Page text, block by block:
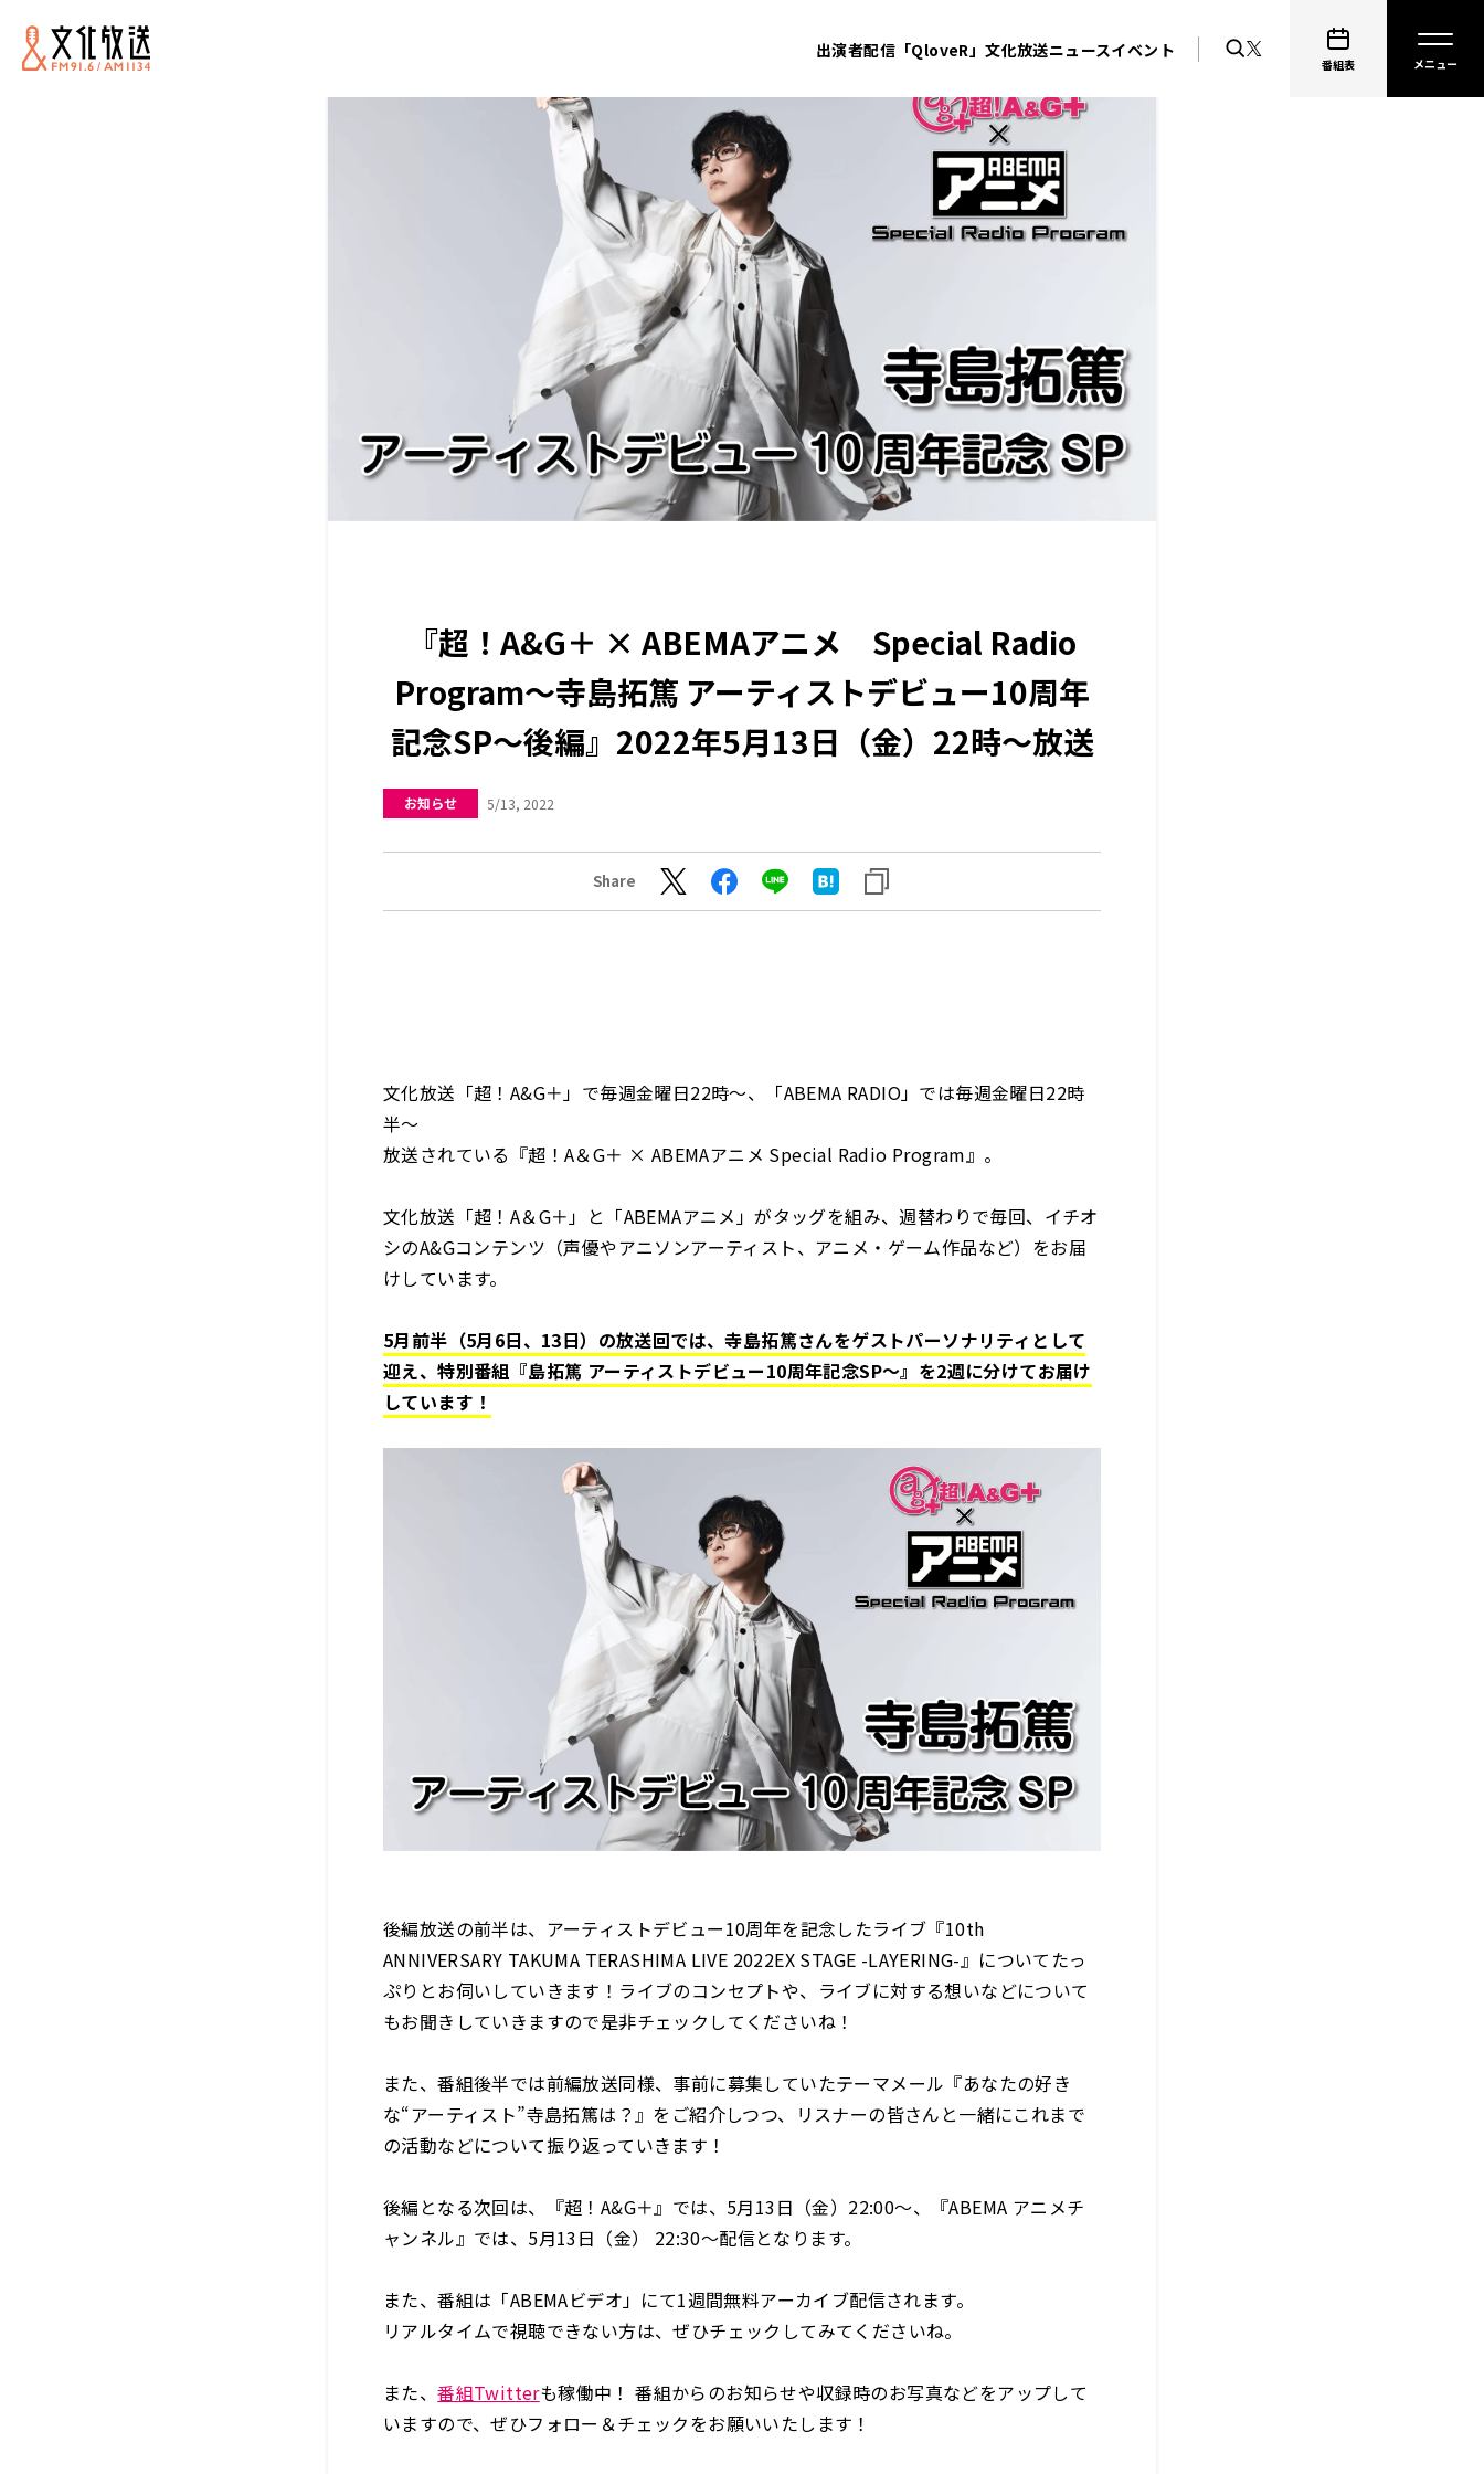
出演者配信「QloveR」文化放送ニュースイベント
番組表
『超！A&G＋ × ABEMAアニメ Special Radio
Program～寺島拓篤 アーティストデビュー10周年
記念SP～後編』2022年5月13日（金）22時～放送
お知らせ 5/13, 2022
Share
文化放送「超！A&G＋」で毎週金曜日22時～、「ABEMA RADIO」では毎週金曜日22時
半～
放送されている『超！A＆G＋ × ABEMAアニメ Special Radio Program』。
文化放送「超！A＆G＋」と「ABEMAアニメ」がタッグを組み、週替わりで毎回、イチオ
シのA&Gコンテンツ（声優やアニソンアーティスト、アニメ・ゲーム作品など）をお届
けしています。
5月前半（5月6日、13日）の放送回では、寺島拓篤さんをゲストパーソナリティとして
迎え、特別番組『島拓篤 アーティストデビュー10周年記念SP～』を2週に分けてお届け
しています！
後編放送の前半は、アーティストデビュー10周年を記念したライブ『10th
ANNIVERSARY TAKUMA TERASHIMA LIVE 2022EX STAGE -LAYERING-』についてたっ
ぷりとお伺いしていきます！ライブのコンセプトや、ライブに対する想いなどについて
もお聞きしていきますので是非チェックしてくださいね！
また、番組後半では前編放送同様、事前に募集していたテーマメール『あなたの好き
な“アーティスト”寺島拓篤は？』をご紹介しつつ、リスナーの皆さんと一緒にこれまで
の活動などについて振り返っていきます！
後編となる次回は、『超！A&G＋』では、5月13日（金）22:00～、『ABEMA アニメチ
ャンネル』では、5月13日（金） 22:30～配信となります。
また、番組は「ABEMAビデオ」にて1週間無料アーカイブ配信されます。
リアルタイムで視聴できない方は、ぜひチェックしてみてくださいね。
また、番組Twitterも稼働中！ 番組からのお知らせや収録時のお写真などをアップして
いますので、ぜひフォロー＆チェックをお願いいたします！